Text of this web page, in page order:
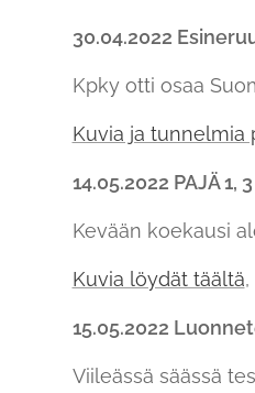
30.04.2022
Kpky otti osaa
Kuvia ja tunnelmia
14.05.2022 PAJÄ 1,
Kevään koekausi
Kuvia löydät täältä
15.05.2022
Viileässä säässä